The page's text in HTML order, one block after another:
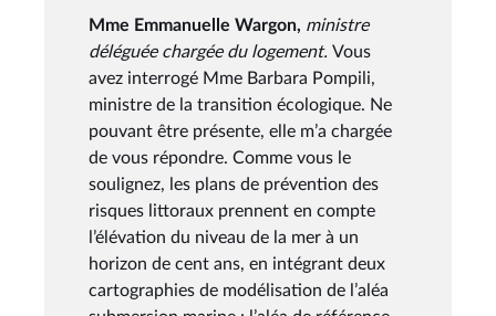
Mme Emmanuelle Wargon, ministre
déléguée chargée du logement. Vous
avez interrogé Mme Barbara Pompili,
ministre de la transition écologique. Ne
pouvant être présente, elle m’a chargée
de vous répondre. Comme vous le
soulignez, les plans de prévention des
risques littoraux prennent en compte
l’élévation du niveau de la mer à un
horizon de cent ans, en intégrant deux
cartographies de modélisation de l’aléa